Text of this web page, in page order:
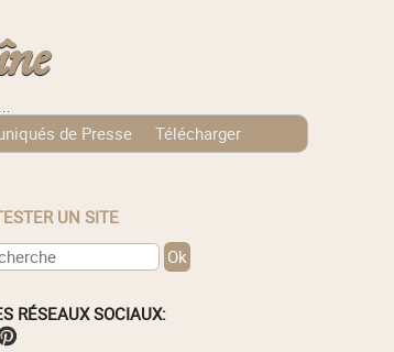
de Presse
Télécharger
TESTER UN SITE
RÉSEAUX SOCIAUX: